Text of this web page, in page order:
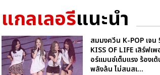
แกลเลอรีแนะนำ
สมมงควีน K-POP เจน
KISS OF LIFE เสิร์ฟเ
อร์แมนซ์เต็มแรง ร้องเต้
พลังล้น ไม่สนสเ...